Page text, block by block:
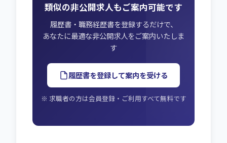
類似の非公開求人もご案内可能です
履歴書・職務経歴書を登録するだけで、
あなたに最適な非公開求人をご案内いたしま
す
履歴書を登録して案内を受ける
※ 求職者の方は会員登録・ご利用すべて無料です